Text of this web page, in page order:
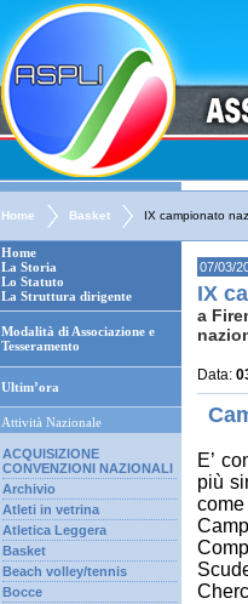
Home Basket IX campionato
Home
La Storia
Lo Statuto
La Struttura dirigente
Modalità di Associazione e
Tesseramento
Ultim’ora
Attività Nazionale
ACQUISIZIONE
CONVENZIONI NAZIONALI
Archivio
Atleti in vetrina
Atletica Leggera
Basket
Beach volley/tennis
Bocce
07/03/
IX
a
Data:
E’
più